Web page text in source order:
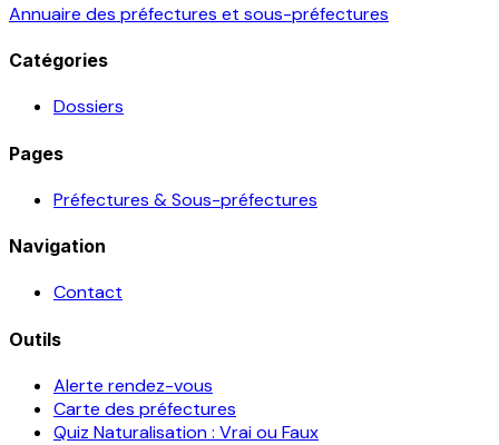
Annuaire des préfectures et sous-préfectures
Catégories
Dossiers
Pages
Préfectures & Sous-préfectures
Navigation
Contact
Outils
Alerte rendez-vous
Carte des préfectures
Quiz Naturalisation : Vrai ou Faux